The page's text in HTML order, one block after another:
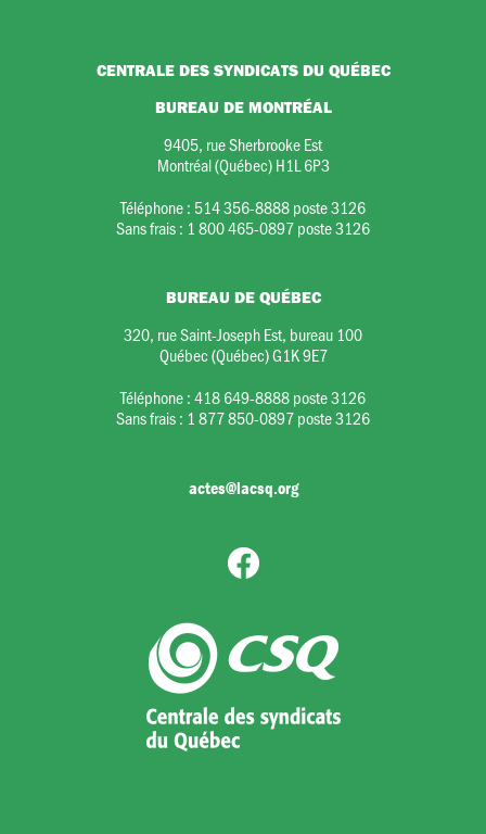
CENTRALE DES SYNDICATS DU QUÉBEC
BUREAU DE MONTRÉAL
9405, rue Sherbrooke Est
Montréal (Québec) H1L 6P3
Téléphone : 514 356-8888 poste 3126
Sans frais : 1 800 465-0897 poste 3126
BUREAU DE QUÉBEC
320, rue Saint-Joseph Est, bureau 100
Québec (Québec) G1K 9E7
Téléphone :418 649-8888 poste 3126
Sans frais : 1 877 850-0897 poste 3126
actes@lacsq.org